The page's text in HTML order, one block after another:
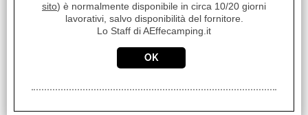
TOALLAS Y CAPOTA
sito) è normalmente disponibile in circa 10/20 giorni
lavorativi, salvo disponibilità del fornitore.
Lo Staff di AEffecamping.it